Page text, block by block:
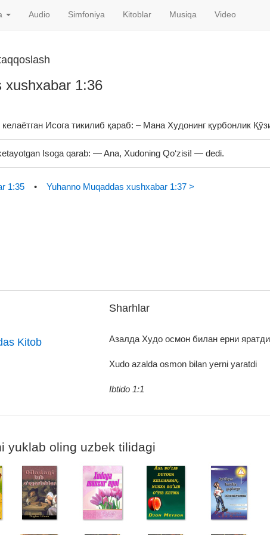
Audio Simfoniya Kitoblar Musiqa Video
xushxabar 1:36
Исога тикилиб қараб: – Мана Худонинг қурбонлик
Isoga qarab: — Ana, Xudoning Qo‘zisi! — dedi.
1:35 • Yuhanno Muqaddas xushxabar 1:37 >
Kitob
Sharhlar
Азалда Худо осмон билан ерни
Xudo azalda osmon bilan yerni yaratdi
Ibtido 1:1
yuklab oling uzbek tilidagi